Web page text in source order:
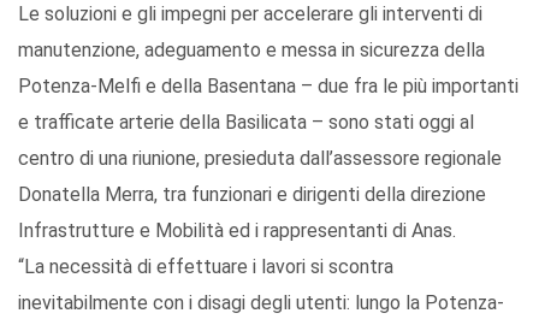
Le soluzioni e gli impegni per accelerare gli interventi di
manutenzione, adeguamento e messa in sicurezza della
Potenza-Melfi e della Basentana – due fra le più importanti
e trafficate arterie della Basilicata – sono stati oggi al
centro di una riunione, presieduta dall’assessore regionale
Donatella Merra, tra funzionari e dirigenti della direzione
Infrastrutture e Mobilità ed i rappresentanti di Anas.
“La necessità di effettuare i lavori si scontra
inevitabilmente con i disagi degli utenti: lungo la Potenza-